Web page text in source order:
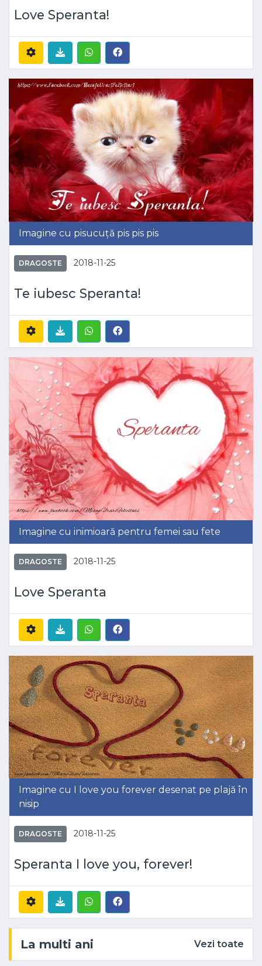
Love Speranta!
Imagine cu pisucuță pis pis pis
DRAGOSTE 2018-11-25
Te iubesc Speranta!
Imagine cu inimioară pentru femei sau fete
DRAGOSTE 2018-11-25
Love Speranta
Imagine cu I love you forever desenat pe plajă în
nisip
DRAGOSTE 2018-11-25
Speranta I love you, forever!
La multi ani Vezi toate